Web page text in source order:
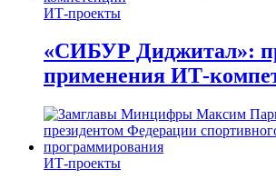
ИТ-проекты
«СИБУР Диджитал»:
применения ИТ-
ИТ-проекты